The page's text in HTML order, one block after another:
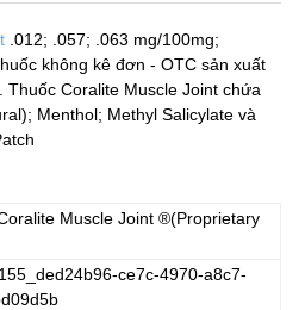
.012; .057; .063 mg/100mg;
không kê đơn - OTC sản xuất
Thuốc Coralite Muscle Joint chứa
Menthol; Methyl Salicylate và
Muscle Joint ®(Proprietary
ce7c-4970-a8c7-